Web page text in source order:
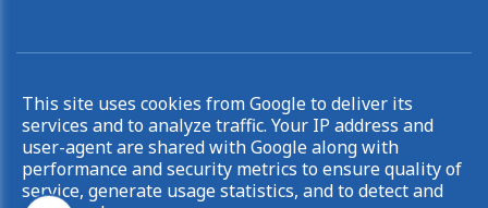
Privacy & Cookies | UP-TO-DATE WebDesign
This site uses cookies from Google to deliver its
services and to analyze traffic. Your IP address and
user-agent are shared with Google along with
performance and security metrics to ensure quality of
service, generate usage statistics, and to detect and